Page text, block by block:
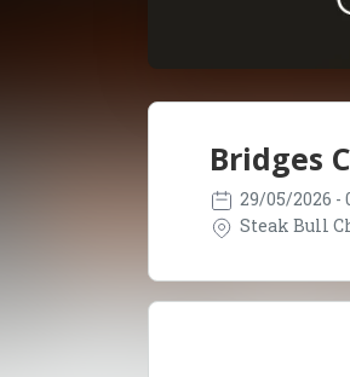
Bridges
29/05/2026 -
Steak Bull